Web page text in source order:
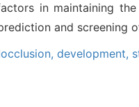
in maintaining
and screening
development,